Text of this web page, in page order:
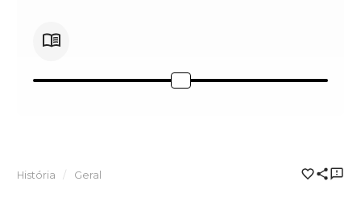
História Geral